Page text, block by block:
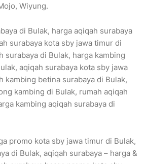
Wiyung.
di Bulak, harga aqiqah surabaya
surabaya kota sby jawa timur di
surabaya di Bulak, harga kambing
aqiqah surabaya kota sby jawa
kambing betina surabaya di Bulak,
kambing di Bulak, rumah aqiqah
kambing aqiqah surabaya di
promo kota sby jawa timur di Bulak,
di Bulak, aqiqah surabaya – harga &